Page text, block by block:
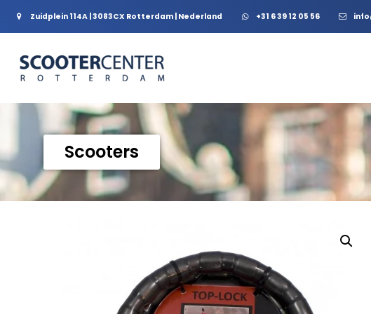
Zuidplein 114A | 3083CX Rotterdam | Nederland +31 6 39 12 05 56
Scooters